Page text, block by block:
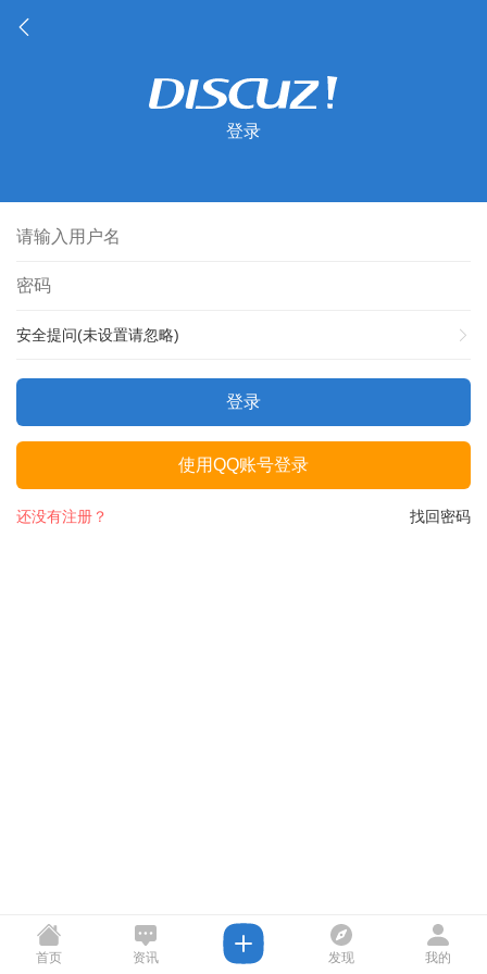
登录
安全提问(未设置请忽略)
登录
使用QQ账号登录
找回密码
还没有注册？
首页 资讯 发现 我的